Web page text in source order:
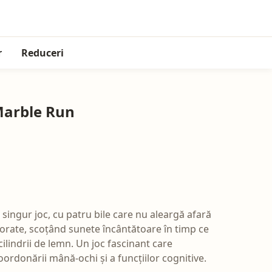
Reduceri
Run
joc, cu patru bile care nu aleargă afară
scoțând sunete încântătoare în timp ce
de lemn. Un joc fascinant care
mână-ochi și a funcțiilor cognitive.